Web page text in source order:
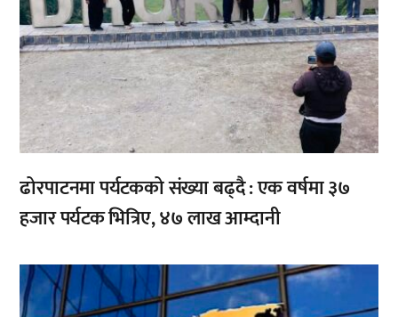
ढोरपाटनमा पर्यटकको संख्या बढ्दै : एक वर्षमा ३७
हजार पर्यटक भित्रिए, ४७ लाख आम्दानी